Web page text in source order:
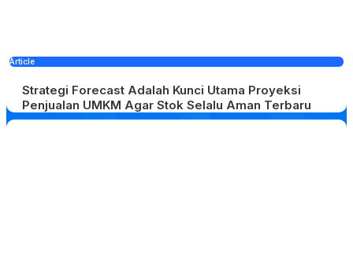
Article
Strategi Forecast Adalah Kunci Utama Proyeksi
Penjualan UMKM Agar Stok Selalu Aman Terbaru